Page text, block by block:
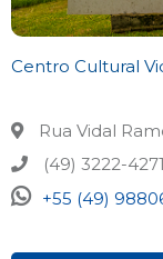
Centro Cultural
Rua Vidal
(49) 3222-4271
+55 (49)